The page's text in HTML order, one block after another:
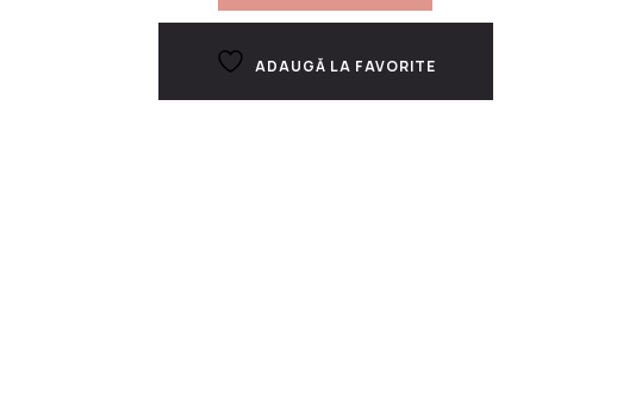
ADAUGĂ LA FAVORITE